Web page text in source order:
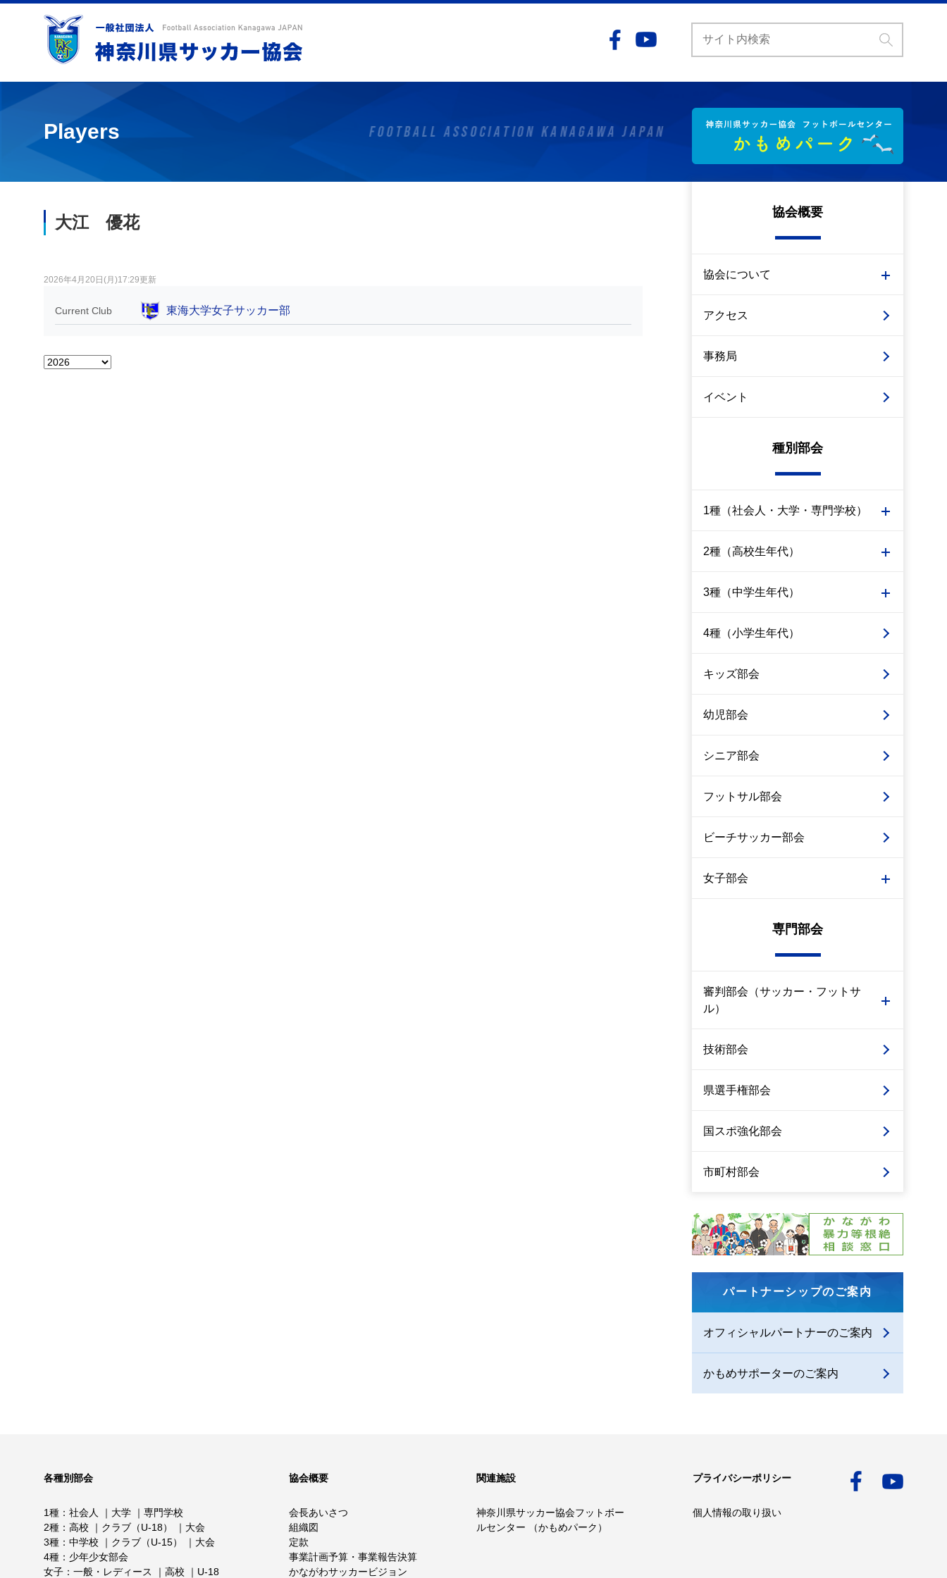
Players
大江 優花
2026年4月20日(月)17:29更新
Current Club 東海大学女子サッカー部
協会概要
協会について
アクセス
事務局
イベント
種別部会
1種（社会人・大学・専門学校）
2種（高校生年代）
3種（中学生年代）
4種（小学生年代）
キッズ部会
幼児部会
シニア部会
フットサル部会
ビーチサッカー部会
女子部会
専門部会
審判部会（サッカー・フットサ
ル）
技術部会
県選手権部会
国スポ強化部会
市町村部会
パートナーシップのご案内
オフィシャルパートナーのご案内
かもめサポーターのご案内
各種別部会
1種 社会人 大学
専門学校
2種
高校 クラブ（U-18）
大会
3種
中学校 クラブ（U-15）
大会
4種
少年少女部会
女子
一般・レディース 高校 U-18
協会概要
会長あいさつ
組織図
定款
事業計画予算・事業報告決算
かながわサッカービジョン
関連施設
神奈川県サッカー協会フットボー
ルセンター （かもめパーク）
プライバシーポリシー
個人情報の取り扱い